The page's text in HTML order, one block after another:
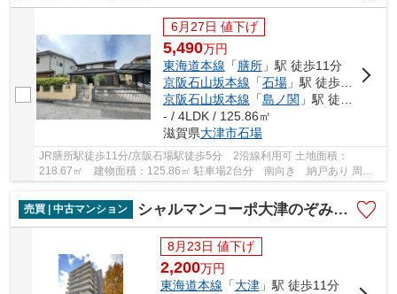
6月27日 値下げ
5,490万円
東海道本線 「膳所」駅 徒歩11分
京阪石山坂本線 「石場」駅 徒歩5分
京阪石山坂本線 「島ノ関 」駅 徒歩13分
- / 4LDK / 125.86㎡
滋賀県大津市石場
JR膳所駅徒歩11分/京阪石場駅徒歩5分 2沿線利用可 土地面積：
218.67㎡ 建物面積：125.86㎡ 駐車場2台分 南向き 納戸あり 周辺
売買 | 中古マンション
シャルマンコーポ大津のぞみケ丘
8月23日 値下げ
2,200万円
東海道本線 「大津」駅 徒歩11分